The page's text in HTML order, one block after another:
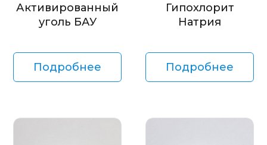
Активированный
уголь БАУ
Подробнее
Гипохлорит
Натрия
Подробнее